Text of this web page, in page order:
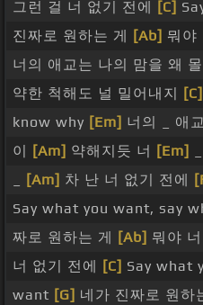
그런 걸 너 없기 전에 [C]
진짜로 원하는 게
[Ab] 뭐야
너의 애교는 나의 맘을 왜
약한 척해도 널 밀어내지
[C]
know why [Em] 너의 _ 애
이
[Am] 약해지듯 너 [Em]
[Am] 차 난 너 없기 전에
Say what you want, say
짜로 원하는 게
[Ab] 뭐야 너
너 없기 전에
[C] Say what
want [G] 네가 진짜로 원하